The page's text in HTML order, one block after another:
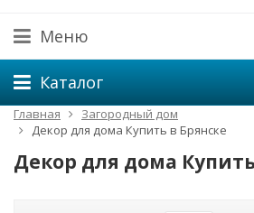
Меню
Каталог
Главная
Загородный дом
Декор для дома Купить в Брянске
Декор для дома